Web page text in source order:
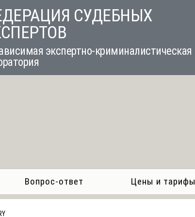
СУДЕБНЫХ
экспертно-криминалистическая
Вопрос-ответ Цены и тарифы